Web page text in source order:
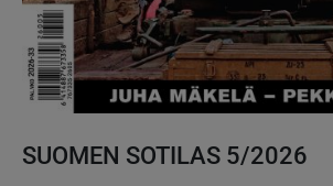
SUOMEN SOTILAS 5/2026